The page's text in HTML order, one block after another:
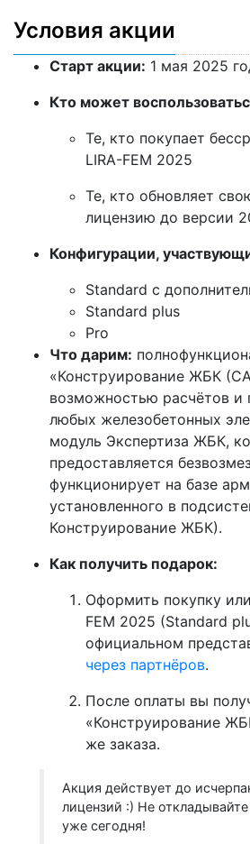
Условия акции
Старт акции: 1 мая 2025
Кто может
Те, кто покупает
LIRA-FEM 2025
Те, кто обновляет
лицензию до версии
Конфигурации,
Standard с
Standard plus
Pro
Что дарим:
«Конструирование ЖБК
возможностью расчётов и
любых железобетонных
модуль Экспертиза ЖБК,
предоставляется
функционирует на базе
установленного в
Конструирование ЖБК).
Как получить подарок:
Оформить покупку
FEM 2025 (Standard
официальном
через партнёров.
После оплаты вы
«Конструирование
же заказа.
Акция действует до
лицензий :) Не
уже сегодня!